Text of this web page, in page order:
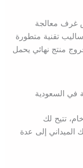
غرف معالجة
تقنية متطورة
منتج نهائي يحمل
في السعودية
تتيح لك
الميداني إلى عدة